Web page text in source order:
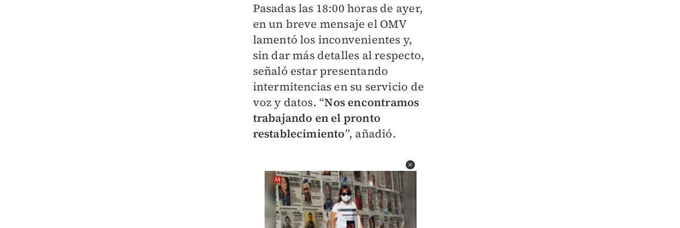
Pasadas las 18:00 horas de ayer,
en un breve mensaje el OMV
lamentó los inconvenientes y,
sin dar más detalles al respecto,
señaló estar presentando
intermitencias en su servicio de
voz y datos. “Nos encontramos
trabajando en el pronto
restablecimiento”, añadió.